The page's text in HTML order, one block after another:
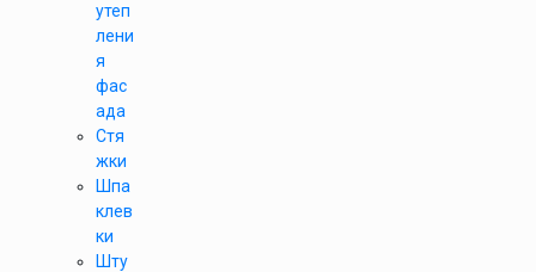
утеп
лени
я
фас
ада
Стя
жки
Шпа
клев
ки
Шту